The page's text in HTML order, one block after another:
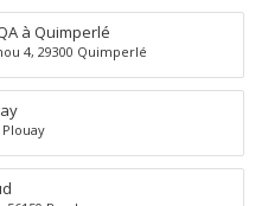
à Quimperlé
4, 29300 Quimperlé
Plouay